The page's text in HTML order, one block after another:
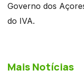
Governo dos
do IVA.
Mais Notícias